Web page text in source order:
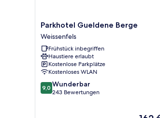
Parkhotel
Gueldene
Berge
Weissenfels
Parkhotel Gueldene Berge
Weissenfels
Frühstück inbegriffen
Haustiere erlaubt
Kostenlose Parkplätze
Kostenloses WLAN
9.0
von
9,0 Wunderbar
243 Bewertungen